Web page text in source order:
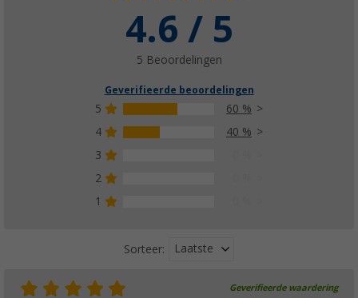
4.6 / 5
5 Beoordelingen
Geverifieerde beoordelingen
5
60 %
4
40 %
3
2
1
Sorteer: Laatste
Geverifieerde waardering